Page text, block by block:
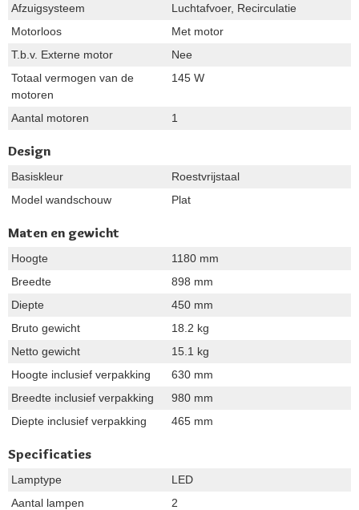
Afzuigsysteem
Luchtafvoer, Recirculatie
Motorloos
Met motor
T.b.v. Externe motor
Nee
Totaal vermogen van de
motoren
145 W
Aantal motoren 1
Design
Basiskleur
Roestvrijstaal
Model wandschouw
Plat
Maten en gewicht
Hoogte
1180 mm
Breedte
898 mm
Diepte
450 mm
Bruto gewicht
18.2 kg
Netto gewicht
15.1 kg
Hoogte inclusief verpakking
630 mm
Breedte inclusief verpakking
980 mm
Diepte inclusief verpakking
465 mm
Specificaties
Lamptype
LED
Aantal lampen
2